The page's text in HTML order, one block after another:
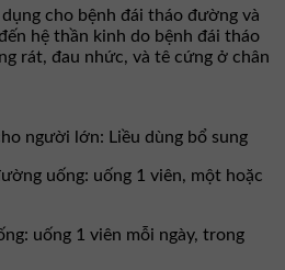
cho bệnh đái tháo đường và
hệ thần kinh do bệnh đái tháo
rát, đau nhức, và tê cứng ở chân
người lớn: Liều dùng bổ sung
uống: uống 1 viên, một hoặc
uống 1 viên mỗi ngày, trong